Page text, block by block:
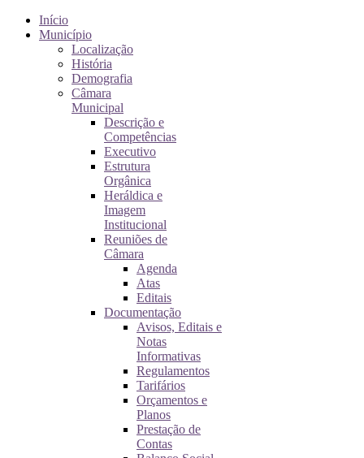
Início
Município
Localização
História
Demografia
Câmara
Municipal
Descrição e
Competências
Executivo
Estrutura
Orgânica
Heráldica e
Imagem
Institucional
Reuniões de
Câmara
Agenda
Atas
Editais
Documentação
Avisos, Editais e
Notas
Informativas
Regulamentos
Tarifários
Orçamentos e
Planos
Prestação de
Contas